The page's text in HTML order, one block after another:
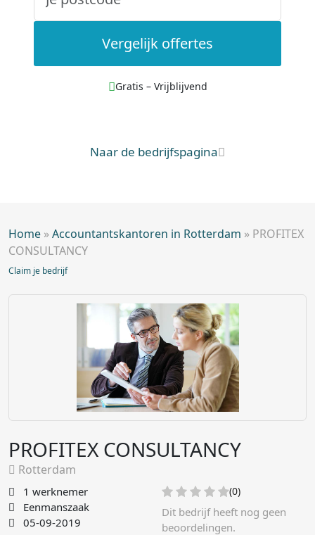
Vergelijk offertes
Gratis – Vrijblijvend
Naar de bedrijfspagina
Home »Accountantskantoren in Rotterdam » PROFITEX
CONSULTANCY
Claim je bedrijf
PROFITEX CONSULTANCY
Rotterdam
1 werknemer
Eenmanszaak
05-09-2019
(0)
Dit bedrijf heeft nog geen
beoordelingen.